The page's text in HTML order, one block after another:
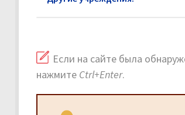
Если на сайте была
нажмите Ctrl+Enter.